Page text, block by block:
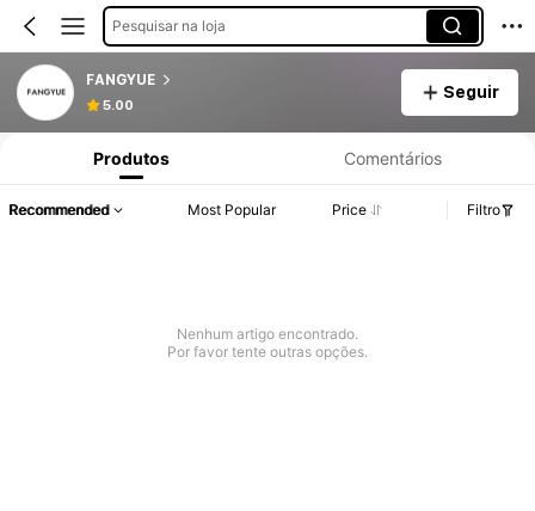
Pesquisar na loja
FANGYUE
5.00
Seguir
Produtos Comentários
Recommended Most Popular Price Filtro
Nenhum artigo encontrado.
Por favor tente outras opções.